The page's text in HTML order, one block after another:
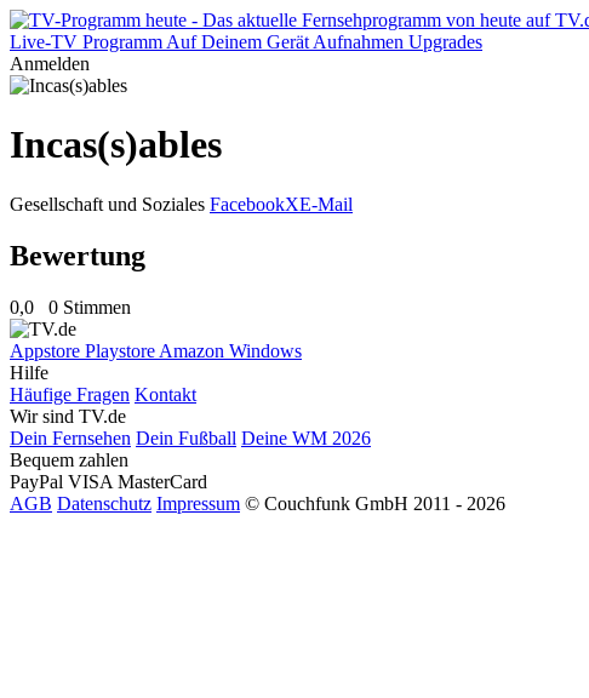
Live-TV Programm Auf Deinem Gerät Aufnahmen Upgrades
Anmelden
Incas(s)ables
Gesellschaft und Soziales FacebookXE-Mail
Bewertung
0,0 0 Stimmen
Appstore Playstore Amazon Windows
Hilfe
Häufige Fragen Kontakt
Wir sind TV.de
Dein Fernsehen Dein Fußball Deine WM 2026
Bequem zahlen
PayPal VISA MasterCard
AGB Datenschutz Impressum © Couchfunk GmbH 2011 - 2026